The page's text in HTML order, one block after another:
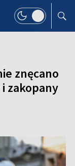
znęcano
zakopany